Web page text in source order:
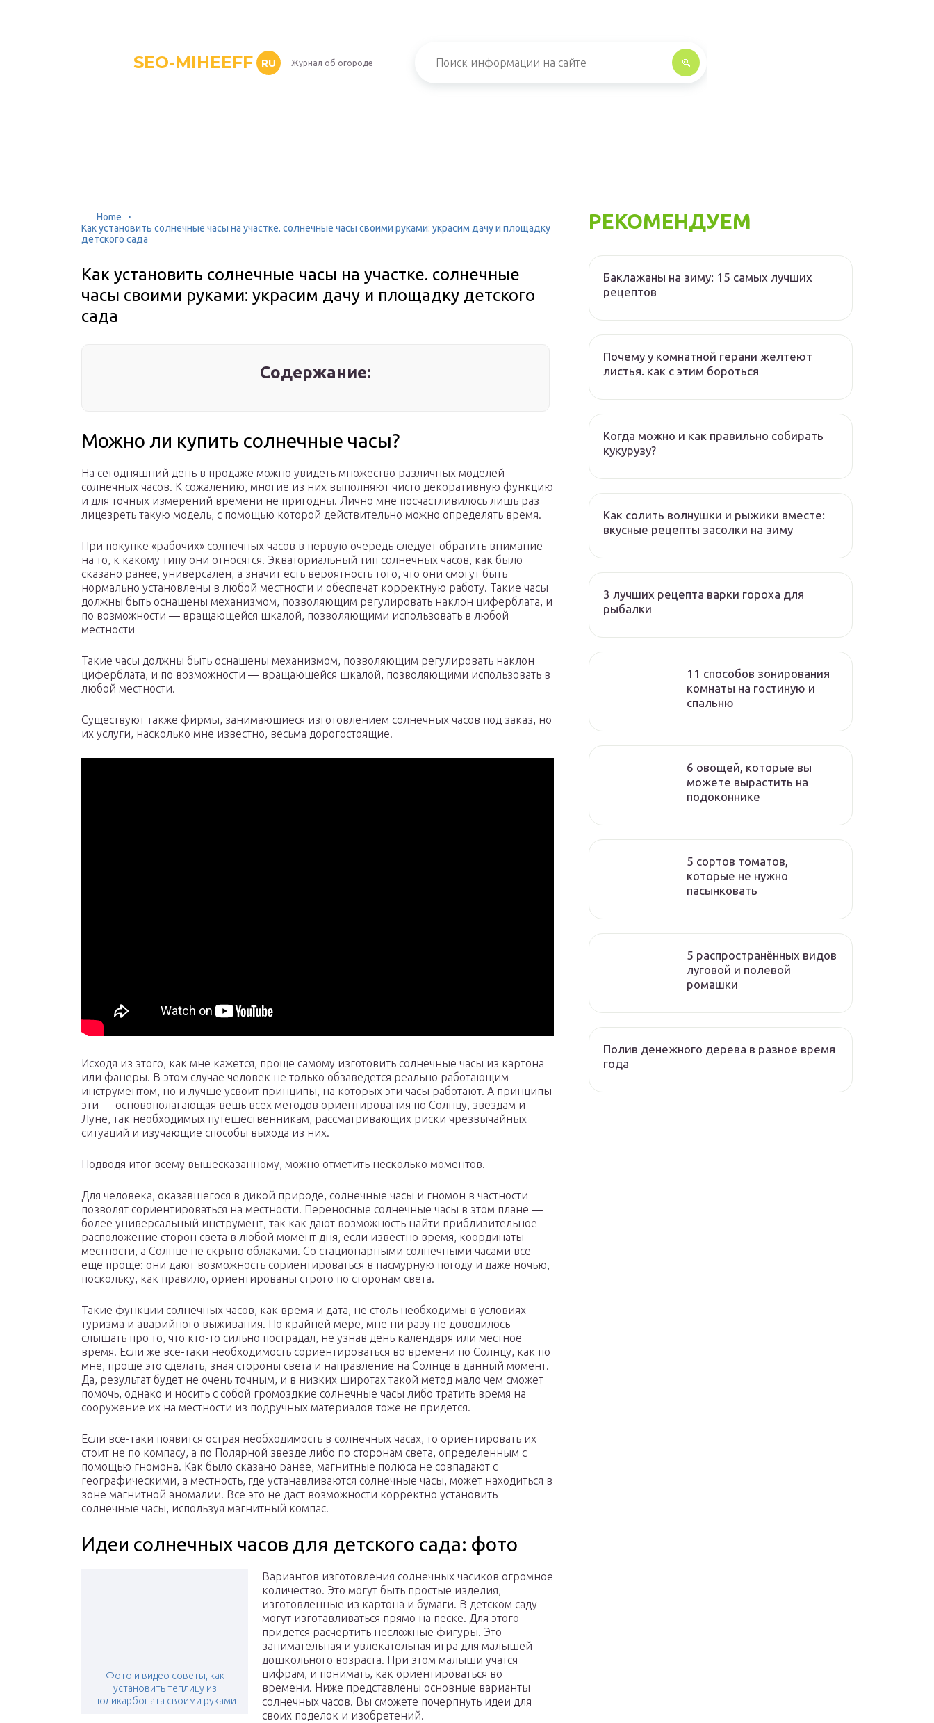
SEO-MIHEEFF RU Журнал об огороде
Home
Как установить солнечные часы на участке. солнечные часы своими руками: украсим дачу и площадку
детского сада
Как установить солнечные часы на участке. солнечные
часы своими руками: украсим дачу и площадку детского
сада
Содержание:
Можно ли купить солнечные часы?
На сегодняшний день в продаже можно увидеть множество различных моделей
солнечных часов. К сожалению, многие из них выполняют чисто декоративную функцию
и для точных измерений времени не пригодны. Лично мне посчастливилось лишь раз
лицезреть такую модель, с помощью которой действительно можно определять время.
При покупке «рабочих» солнечных часов в первую очередь следует обратить внимание
на то, к какому типу они относятся. Экваториальный тип солнечных часов, как было
сказано ранее, универсален, а значит есть вероятность того, что они смогут быть
нормально установлены в любой местности и обеспечат корректную работу. Такие часы
должны быть оснащены механизмом, позволяющим регулировать наклон циферблата, и
по возможности — вращающейся шкалой, позволяющими использовать в любой
местности
Такие часы должны быть оснащены механизмом, позволяющим регулировать наклон
циферблата, и по возможности — вращающейся шкалой, позволяющими использовать в
любой местности.
Существуют также фирмы, занимающиеся изготовлением солнечных часов под заказ, но
их услуги, насколько мне известно, весьма дорогостоящие.
Исходя из этого, как мне кажется, проще самому изготовить солнечные часы из картона
или фанеры. В этом случае человек не только обзаведется реально работающим
инструментом, но и лучше усвоит принципы, на которых эти часы работают. А принципы
эти — основополагающая вещь всех методов ориентирования по Солнцу, звездам и
Луне, так необходимых путешественникам, рассматривающих риски чрезвычайных
ситуаций и изучающие способы выхода из них.
Подводя итог всему вышесказанному, можно отметить несколько моментов.
Для человека, оказавшегося в дикой природе, солнечные часы и гномон в частности
позволят сориентироваться на местности. Переносные солнечные часы в этом плане —
более универсальный инструмент, так как дают возможность найти приблизительное
расположение сторон света в любой момент дня, если известно время, координаты
местности, а Солнце не скрыто облаками. Со стационарными солнечными часами все
еще проще: они дают возможность сориентироваться в пасмурную погоду и даже ночью,
поскольку, как правило, ориентированы строго по сторонам света.
Такие функции солнечных часов, как время и дата, не столь необходимы в условиях
туризма и аварийного выживания. По крайней мере, мне ни разу не доводилось
слышать про то, что кто-то сильно пострадал, не узнав день календаря или местное
время. Если же все-таки необходимость сориентироваться во времени по Солнцу, как по
мне, проще это сделать, зная стороны света и направление на Солнце в данный момент.
Да, результат будет не очень точным, и в низких широтах такой метод мало чем сможет
помочь, однако и носить с собой громоздкие солнечные часы либо тратить время на
сооружение их на местности из подручных материалов тоже не придется.
Если все-таки появится острая необходимость в солнечных часах, то ориентировать их
стоит не по компасу, а по Полярной звезде либо по сторонам света, определенным с
помощью гномона. Как было сказано ранее, магнитные полюса не совпадают с
географическими, а местность, где устанавливаются солнечные часы, может находиться в
зоне магнитной аномалии. Все это не даст возможности корректно установить
солнечные часы, используя магнитный компас.
Идеи солнечных часов для детского сада: фото
Фото и видео советы, как
установить теплицу из
поликарбоната своими руками
Вариантов изготовления солнечных часиков огромное
количество. Это могут быть простые изделия,
изготовленные из картона и бумаги. В детском саду
могут изготавливаться прямо на песке. Для этого
придется расчертить несложные фигуры. Это
занимательная и увлекательная игра для малышей
дошкольного возраста. При этом малыши учатся
цифрам, и понимать, как ориентироваться во
времени. Ниже представлены основные варианты
солнечных часов. Вы сможете почерпнуть идеи для
своих поделок и изобретений.
РЕКОМЕНДУЕМ
Баклажаны на зиму: 15 самых лучших
рецептов
Почему у комнатной герани желтеют
листья. как с этим бороться
Когда можно и как правильно собирать
кукурузу?
Как солить волнушки и рыжики вместе:
вкусные рецепты засолки на зиму
3 лучших рецепта варки гороха для
рыбалки
11 способов зонирования
комнаты на гостиную и
спальню
6 овощей, которые вы
можете вырастить на
подоконнике
5 сортов томатов,
которые не нужно
пасынковать
5 распространённых видов
луговой и полевой
ромашки
Полив денежного дерева в разное время
года